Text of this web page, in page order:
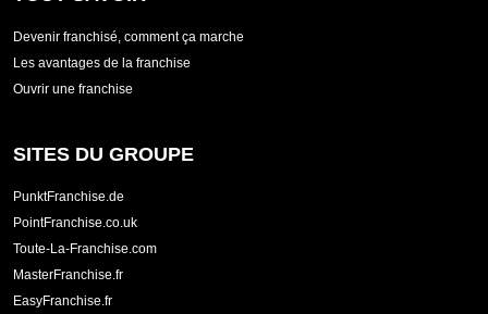
Devenir franchisé, comment ça marche
Les avantages de la franchise
Ouvrir une franchise
SITES DU GROUPE
PunktFranchise.de
PointFranchise.co.uk
Toute-La-Franchise.com
MasterFranchise.fr
EasyFranchise.fr